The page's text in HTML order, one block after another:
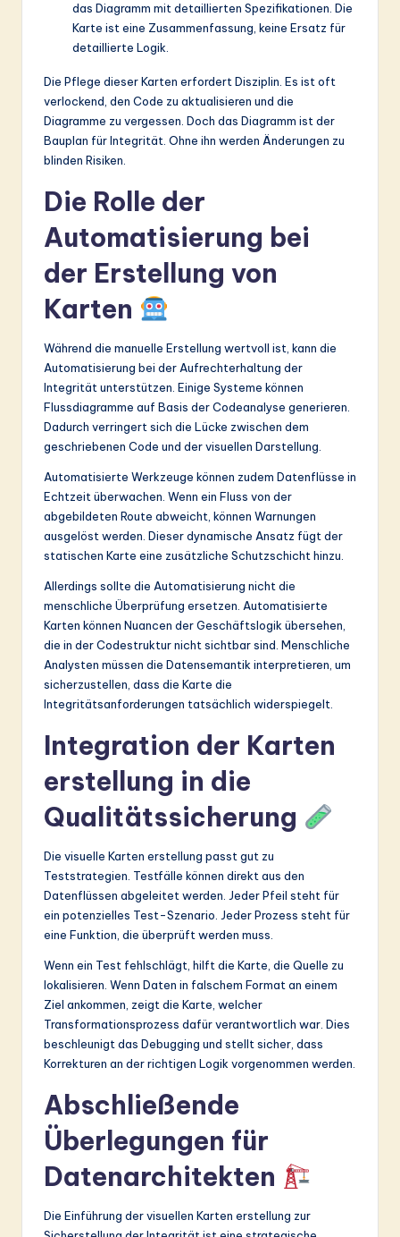
das Diagramm mit detaillierten Spezifikationen. Die
Karte ist eine Zusammenfassung, keine Ersatz für
detaillierte Logik.
Die Pflege dieser Karten erfordert Disziplin. Es ist oft
verlockend, den Code zu aktualisieren und die
Diagramme zu vergessen. Doch das Diagramm ist der
Bauplan für Integrität. Ohne ihn werden Änderungen zu
blinden Risiken.
Die Rolle der
Automatisierung bei
der Erstellung von
Karten
Während die manuelle Erstellung wertvoll ist, kann die
Automatisierung bei der Aufrechterhaltung der
Integrität unterstützen. Einige Systeme können
Flussdiagramme auf Basis der Codeanalyse generieren.
Dadurch verringert sich die Lücke zwischen dem
geschriebenen Code und der visuellen Darstellung.
Automatisierte Werkzeuge können zudem Datenflüsse in
Echtzeit überwachen. Wenn ein Fluss von der
abgebildeten Route abweicht, können Warnungen
ausgelöst werden. Dieser dynamische Ansatz fügt der
statischen Karte eine zusätzliche Schutzschicht hinzu.
Allerdings sollte die Automatisierung nicht die
menschliche Überprüfung ersetzen. Automatisierte
Karten können Nuancen der Geschäftslogik übersehen,
die in der Codestruktur nicht sichtbar sind. Menschliche
Analysten müssen die Datensemantik interpretieren, um
sicherzustellen, dass die Karte die
Integritätsanforderungen tatsächlich widerspiegelt.
Integration der Karten
erstellung in die
Qualitätssicherung
Die visuelle Karten erstellung passt gut zu
Teststrategien. Testfälle können direkt aus den
Datenflüssen abgeleitet werden. Jeder Pfeil steht für
ein potenzielles Test-Szenario. Jeder Prozess steht für
eine Funktion, die überprüft werden muss.
Wenn ein Test fehlschlägt, hilft die Karte, die Quelle zu
lokalisieren. Wenn Daten in falschem Format an einem
Ziel ankommen, zeigt die Karte, welcher
Transformationsprozess dafür verantwortlich war. Dies
beschleunigt das Debugging und stellt sicher, dass
Korrekturen an der richtigen Logik vorgenommen werden.
Abschließende
Überlegungen für
Datenarchitekten
Die Einführung der visuellen Karten erstellung zur